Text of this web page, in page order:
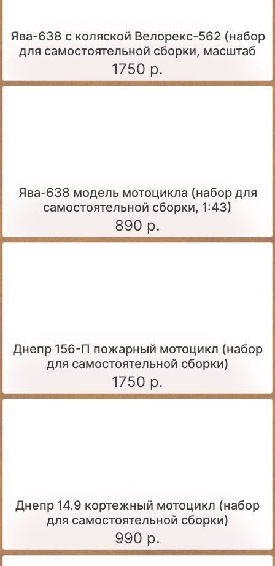
Ява-638 с коляской Велорекс-562 (набор
для самостоятельной сборки, масштаб
1:43)
1750 р.
Ява-638 модель мотоцикла (набор для
самостоятельной сборки, 1:43)
890 р.
Днепр 156-П пожарный мотоцикл (набор
для самостоятельной сборки)
1750 р.
Днепр 14.9 кортежный мотоцикл (набор
для самостоятельной сборки)
990 р.